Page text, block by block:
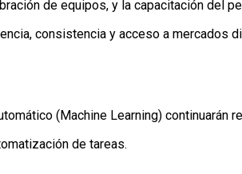
de equipos, y la capacitación del
consistencia y acceso a mercados
(Machine Learning) continuarán
de tareas.